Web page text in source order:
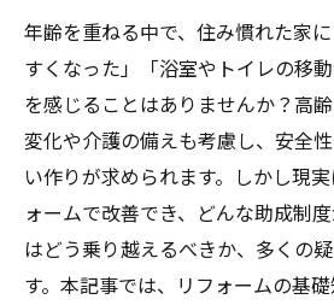
年齢を重ねる中で、住み慣れた家
すくなった」「浴室やトイレの移
を感じることはありませんか？高
変化や介護の備えも考慮し、安全
い作りが求められます。しかし現
ォームで改善でき、どんな助成制
はどう乗り越えるべきか、多くの
す。本記事では、リフォームの基